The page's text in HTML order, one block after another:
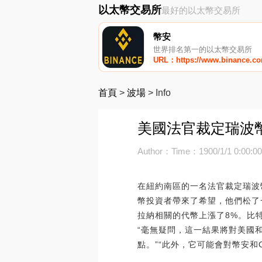
以太幣交易所最好的以太幣交易所
幣安
世界排名第一的以太幣交易所
URL：https://
首頁 > 波場 > Info
美國法官裁定瑞波
Author：Time：1900/1/1 0:00:00
在紐約南區的一名法官裁定瑞
幣投資者帶來了希望，他們松
拉納相關的代幣上漲了8%。
“毫無疑問，這一結果將對美國
點。”“此外，它可能會對幣安